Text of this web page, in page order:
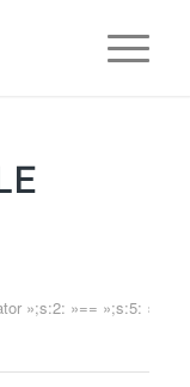
»;s:2: »== »;s:5: